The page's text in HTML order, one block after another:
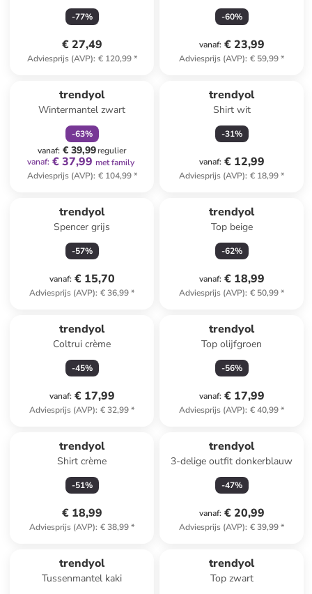
-77%
€ 27,49
Adviesprijs (AVP): € 120,99*
-60%
vanaf: € 23,99
Adviesprijs (AVP): € 59,99*
trendyol
Wintermantel zwart
-63%
vanaf: € 39,99regulier
vanaf: € 37,99 met family
Adviesprijs (AVP): € 104,99*
trendyol
Shirt wit
-31%
vanaf: € 12,99
Adviesprijs (AVP): € 18,99*
trendyol
Spencer grijs
-57%
vanaf: € 15,70
Adviesprijs (AVP): € 36,99*
trendyol
Top beige
-62%
vanaf: € 18,99
Adviesprijs (AVP): € 50,99*
trendyol
Coltrui crème
-45%
vanaf: € 17,99
Adviesprijs (AVP): € 32,99*
trendyol
Top olijfgroen
-56%
vanaf: € 17,99
Adviesprijs (AVP): € 40,99*
trendyol
Shirt crème
-51%
€ 18,99
Adviesprijs (AVP): € 38,99*
trendyol
3-delige outfit donkerblauw
-47%
vanaf: € 20,99
Adviesprijs (AVP): € 39,99*
trendyol
Tussenmantel kaki
trendyol
Top zwart